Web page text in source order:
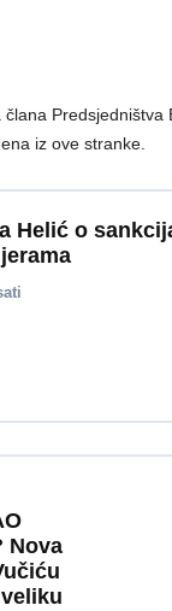
iz ove stranke.
Helić o
Nova